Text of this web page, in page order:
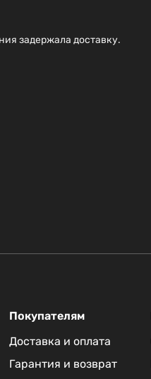
задержала доставку.
Покупателям
Доставка и оплата
Гарантия и возврат